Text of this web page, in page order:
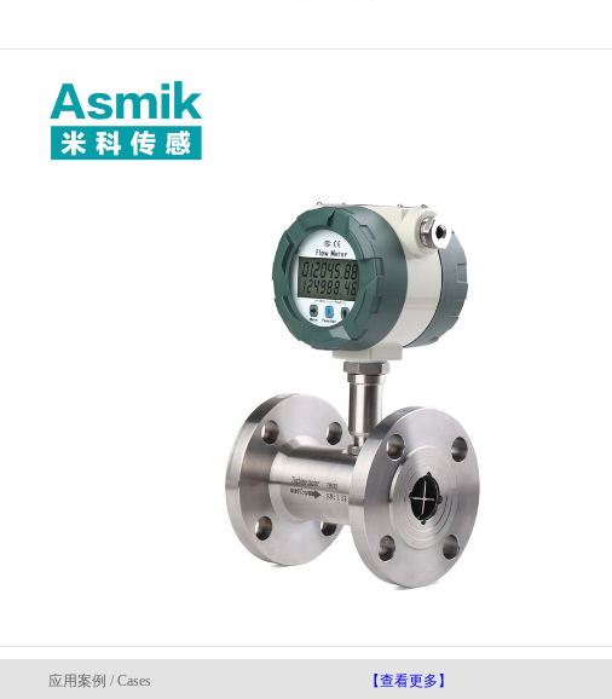
应用案例 / Cases 【查看更多】